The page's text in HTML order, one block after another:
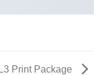
Print Package